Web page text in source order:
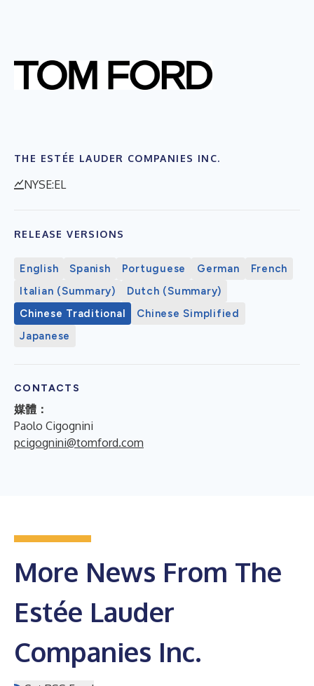
THE ESTÉE LAUDER COMPANIES INC.
NYSE:EL
RELEASE VERSIONS
English Spanish Portuguese German
French
Italian (Summary)
Dutch (Summary)
Chinese Traditional
Chinese Simplified
Japanese
CONTACTS
媒體：
Paolo Cigognini
pcigognini@tomford.com
More News From The
Estée Lauder
Companies Inc.